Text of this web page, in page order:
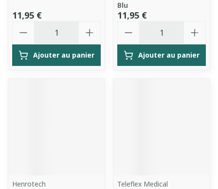
11,95 €
Ajouter au panier
Blu
11,95 €
Ajouter au panier
Henrotech
Teleflex Medical